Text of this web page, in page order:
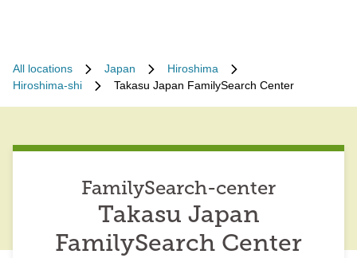
All locations Japan
Hiroshima
Hiroshima-shi
Takasu Japan FamilySearch Center
FamilySearch-center
Takasu Japan
FamilySearch Center